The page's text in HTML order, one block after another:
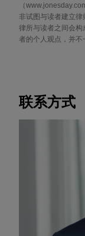
（
非试图与读者建立
律所与读者之间会
者的个人观点，并不
联系方式